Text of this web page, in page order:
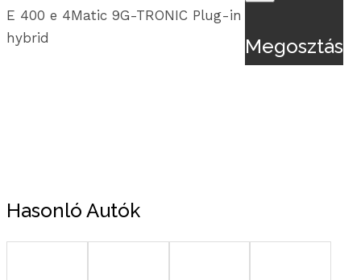
Megosztás
E 400 e 4Matic 9G-TRONIC Plug-in
hybrid
Hasonló Autók